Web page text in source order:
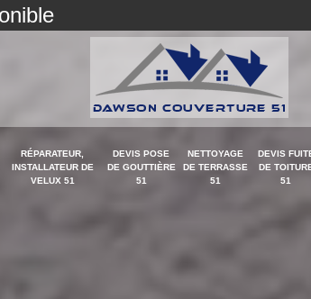
RÉPARATEUR,
INSTALLATEUR DE
VELUX 51
DEVIS POSE
DE GOUTTIÈRE
51
NETTOYAGE
DE TERRASSE
51
DEVIS
DE
51